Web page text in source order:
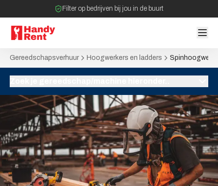
Filter op bedrijven bij jou in de buurt
Geen tussenpartijen bij verhuurovereenkomst
Gereedschapsverhuur Hoogwerkers en ladders